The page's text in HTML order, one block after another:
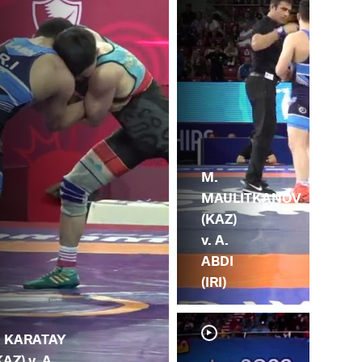
KARATAY
M.
MAULITKANOV
(KAZ)
v. A.
ABDI
(IRI)